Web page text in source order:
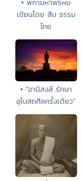
• พกามหาพรหม
เขียนโดย สืบ ธรรม
ไทย
• "อานิสงส์ รักษา
อุโบสถศีลครั้งเดียว"